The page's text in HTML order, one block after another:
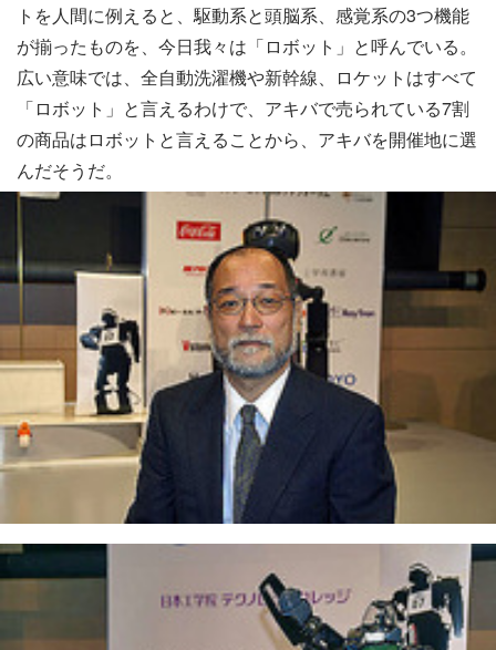
トを人間に例えると、駆動系と頭脳系、感覚系の3つ機能
が揃ったものを、今日我々は「ロボット」と呼んでいる。
広い意味では、全自動洗濯機や新幹線、ロケットはすべて
「ロボット」と言えるわけで、アキバで売られている7割
の商品はロボットと言えることから、アキバを開催地に選
んだそうだ。